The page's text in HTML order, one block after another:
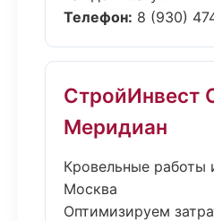
Телефон: 8 (930)
СтройИнвест
Меридиан
Кровельные работы
Москва
Оптимизируем